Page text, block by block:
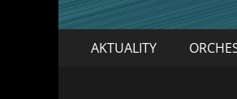
Primary
AKTUALITY